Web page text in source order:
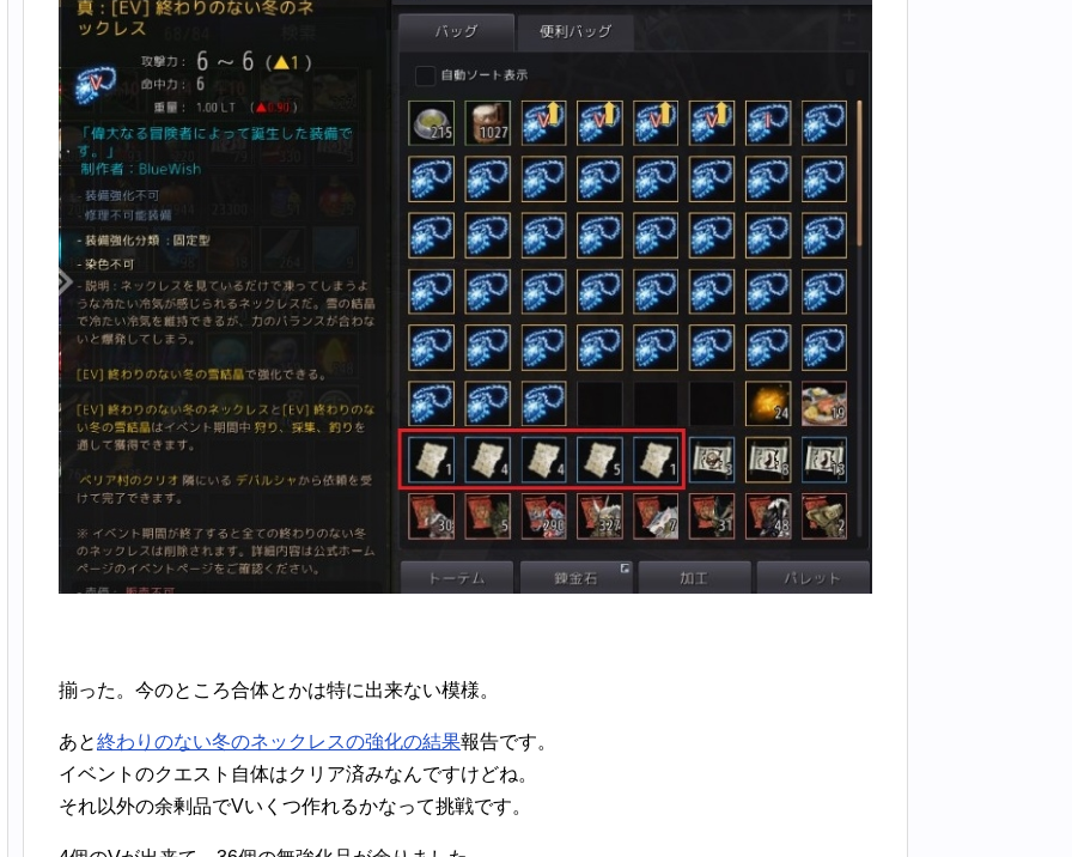
揃った。今のところ合体とかは特に出来ない模様。
あと終わりのない冬のネックレスの強化の結果報告です。
イベントのクエスト自体はクリア済みなんですけどね。
それ以外の余剰品でVいくつ作れるかなって挑戦です。